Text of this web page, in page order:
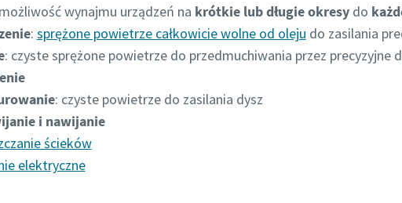
wynajmu urządzeń na krótkie lub długie okresy do
: sprężone powietrze całkowicie wolne od oleju do zasilania
: czyste sprężone powietrze do przedmuchiwania przez
: czyste powietrze do zasilania dysz
i nawijanie
ścieków
elektryczne